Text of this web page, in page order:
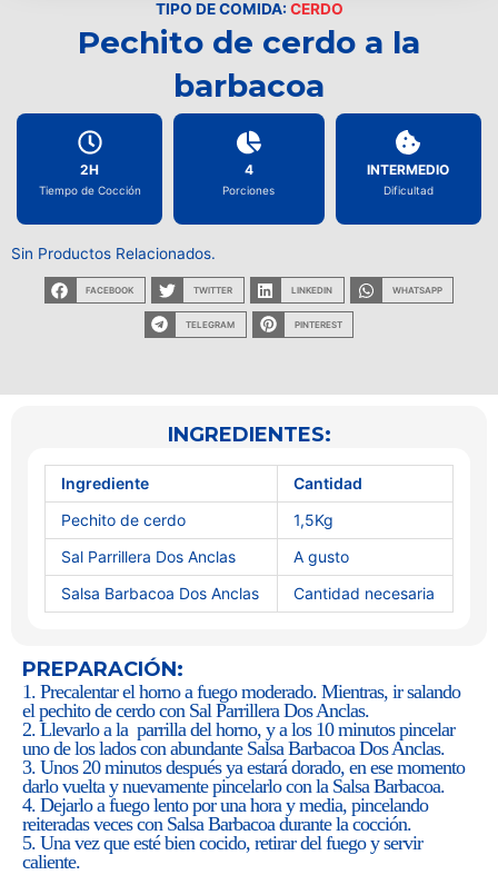
TIPO DE COMIDA: CERDO
Pechito de cerdo a la
barbacoa
2H
Tiempo de Cocción
4
Porciones
INTERMEDIO
Dificultad
Sin Productos Relacionados.
FACEBOOK TWITTER LINKEDIN WHATSAPP
TELEGRAM PINTEREST
INGREDIENTES:
Ingrediente
Cantidad
Pechito de cerdo
1,5Kg
Sal Parrillera Dos Anclas
A gusto
Salsa Barbacoa Dos Anclas
Cantidad necesaria
PREPARACIÓN:
1. Precalentar el horno a fuego moderado. Mientras, ir salando
el pechito de cerdo con Sal Parrillera Dos Anclas.
2. Llevarlo a la parrilla del horno, y a los 10 minutos pincelar
uno de los lados con abundante Salsa Barbacoa Dos Anclas.
3. Unos 20 minutos después ya estará dorado, en ese momento
darlo vuelta y nuevamente pincelarlo con la Salsa Barbacoa.
4. Dejarlo a fuego lento por una hora y media, pincelando
reiteradas veces con Salsa Barbacoa durante la cocción.
5. Una vez que esté bien cocido, retirar del fuego y servir
caliente.